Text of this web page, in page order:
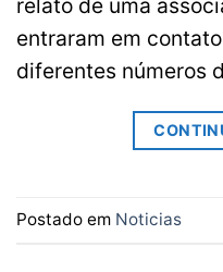
relato de uma
entraram em
diferentes números
Postado em Noticias